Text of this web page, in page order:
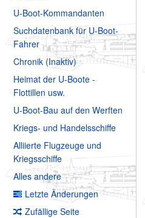
U-Boot-Kommandanten
Suchdatenbank für U-Boot-
Fahrer
Chronik (Inaktiv)
Heimat der U-Boote -
Flottillen usw.
U-Boot-Bau auf den Werften
Kriegs- und Handelsschiffe
Alliierte Flugzeuge und
Kriegsschiffe
Alles andere
Letzte Änderungen
Zufällige Seite